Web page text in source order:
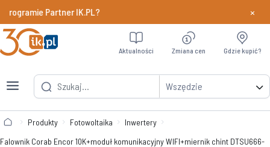
Partner IK.PL? Dowiedz
×
Wszędzie
Aktualności Zmiana cen Gdzie kupić?
Produkty Fotowoltaika
Inwertery
Falownik Corab Encor 10K+moduł komunikacyjny WIFI+miernik chint DTSU666-